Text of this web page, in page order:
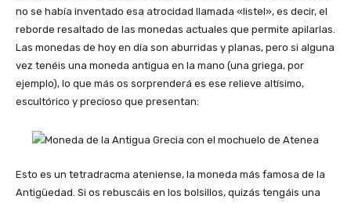
no se había inventado esa atrocidad llamada «listel», es decir, el
reborde resaltado de las monedas actuales que permite apilarlas.
Las monedas de hoy en día son aburridas y planas, pero si alguna
vez tenéis una moneda antigua en la mano (una griega, por
ejemplo), lo que más os sorprenderá es ese relieve altísimo,
escultórico y precioso que presentan:
Esto es un tetradracma ateniense, la moneda más famosa de la
Antigüedad. Si os rebuscáis en los bolsillos, quizás tengáis una